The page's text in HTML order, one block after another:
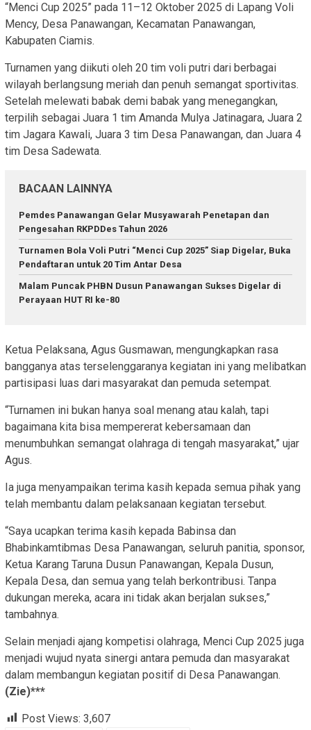
“Menci Cup 2025” pada 11–12 Oktober 2025 di Lapang Voli
Mency, Desa Panawangan, Kecamatan Panawangan,
Kabupaten Ciamis.
Turnamen yang diikuti oleh 20 tim voli putri dari berbagai
wilayah berlangsung meriah dan penuh semangat sportivitas.
Setelah melewati babak demi babak yang menegangkan,
terpilih sebagai Juara 1 tim Amanda Mulya Jatinagara, Juara 2
tim Jagara Kawali, Juara 3 tim Desa Panawangan, dan Juara 4
tim Desa Sadewata.
BACAAN LAINNYA
Pemdes Panawangan Gelar Musyawarah Penetapan dan
Pengesahan RKPDDes Tahun 2026
Turnamen Bola Voli Putri “Menci Cup 2025” Siap Digelar, Buka
Pendaftaran untuk 20 Tim Antar Desa
Malam Puncak PHBN Dusun Panawangan Sukses Digelar di
Perayaan HUT RI ke-80
Ketua Pelaksana, Agus Gusmawan, mengungkapkan rasa
bangganya atas terselenggaranya kegiatan ini yang melibatkan
partisipasi luas dari masyarakat dan pemuda setempat.
“Turnamen ini bukan hanya soal menang atau kalah, tapi
bagaimana kita bisa mempererat kebersamaan dan
menumbuhkan semangat olahraga di tengah masyarakat,” ujar
Agus.
Ia juga menyampaikan terima kasih kepada semua pihak yang
telah membantu dalam pelaksanaan kegiatan tersebut.
“Saya ucapkan terima kasih kepada Babinsa dan
Bhabinkamtibmas Desa Panawangan, seluruh panitia, sponsor,
Ketua Karang Taruna Dusun Panawangan, Kepala Dusun,
Kepala Desa, dan semua yang telah berkontribusi. Tanpa
dukungan mereka, acara ini tidak akan berjalan sukses,”
tambahnya.
Selain menjadi ajang kompetisi olahraga, Menci Cup 2025 juga
menjadi wujud nyata sinergi antara pemuda dan masyarakat
dalam membangun kegiatan positif di Desa Panawangan.
(Zie)***
Post Views: 3,607